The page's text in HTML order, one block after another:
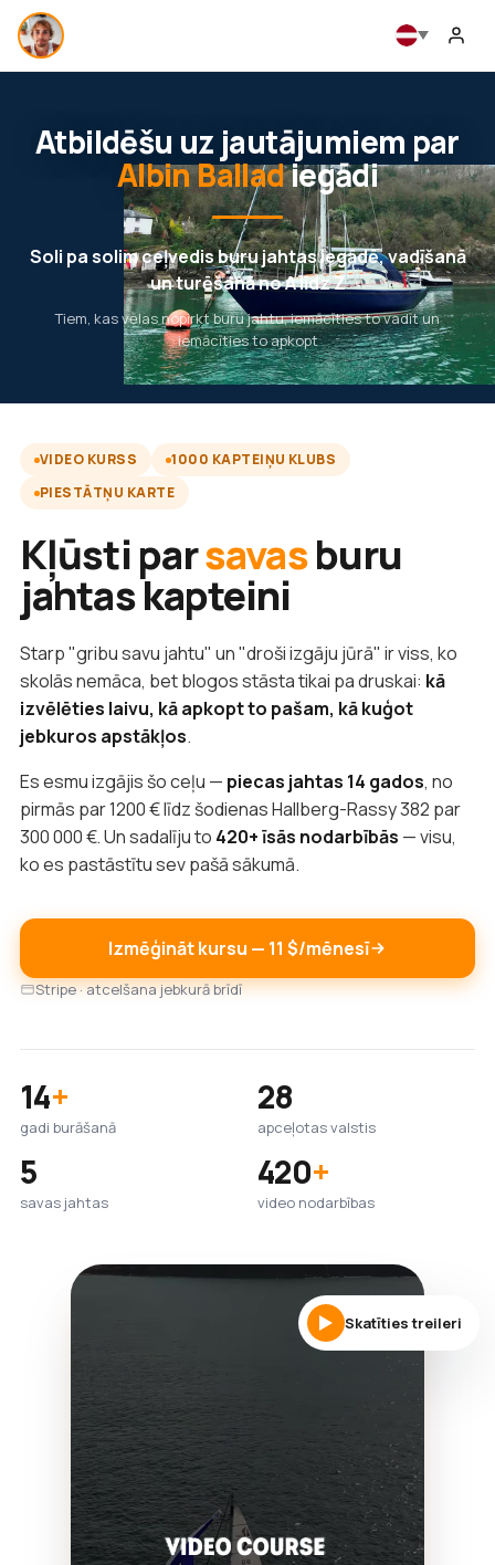
Atbildēšu uz jautājumiem par
Albin Balladiegādi
Soli pa solim ceļvedis buru jahtas iegādē, vadīšanā
un turēšanā no A līdz Z
Tiem, kas vēlas nopirkt buru jahtu, iemācīties to vadīt un
iemācīties to apkopt
VIDEO KURSS
1000 KAPTEIŅU KLUBS
PIESTĀTŅU KARTE
Kļūsti parsavasburu
jahtas kapteini
Starp "gribu savu jahtu" un "droši izgāju jūrā" ir viss, ko
skolās nemāca, bet blogos stāsta tikai pa druskai: kā
izvēlēties laivu, kā apkopt to pašam, kā kuģot
jebkuros apstākļos.
Es esmu izgājis šo ceļu — piecas jahtas 14 gados, no
pirmās par 1200 € līdz šodienas Hallberg-Rassy 382 par
300 000 €. Un sadalīju to 420+ īsās nodarbībās — visu,
ko es pastāstītu sev pašā sākumā.
Izmēģināt kursu — 11 $/mēnesī
Stripe · atcelšana jebkurā brīdī
14+
gadi burāšanā
28
apceļotas valstis
5
savas jahtas
420+
video nodarbības
Skatīties treileri